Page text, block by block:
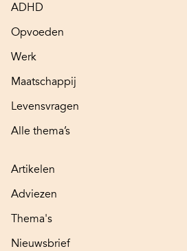
ADHD
Opvoeden
Werk
Maatschappij
Levensvragen
Alle thema’s
Artikelen
Adviezen
Thema's
Nieuwsbrief